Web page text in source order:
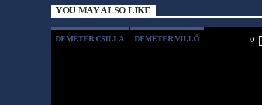
YOU MAY ALSO LIKE
DEMETER CSILLA DEMETER VILLŐ 0